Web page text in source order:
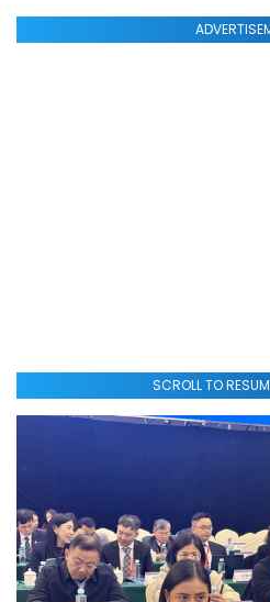
SCROLL TO